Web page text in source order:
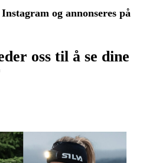
og annonseres på
oss til å se dine